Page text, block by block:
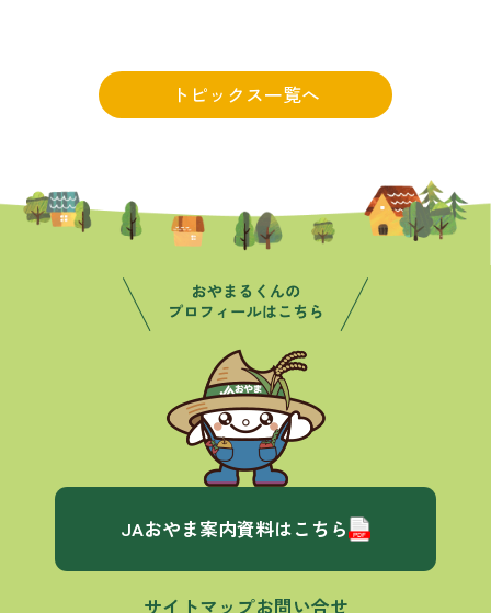
トピックス一覧へ
JAおやま案内資料はこちら
サイトマップお問い合せ